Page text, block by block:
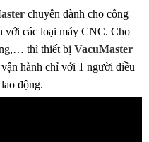
chuyên dành cho công
với các loại máy CNC. Cho
thì thiết bị VacuMaster
hành chỉ với 1 người điều
động.